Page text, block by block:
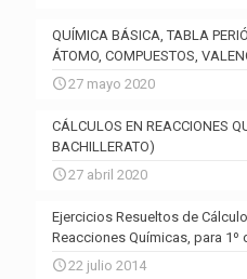
QUÍMICA BÁSICA, TABLA
ÁTOMO, COMPUESTOS,
27 mayo 2020
CÁLCULOS EN REACCIONES
BACHILLERATO)
27 abril 2020
Ejercicios Resueltos de
Reacciones Químicas, para 1º
22 julio 2014